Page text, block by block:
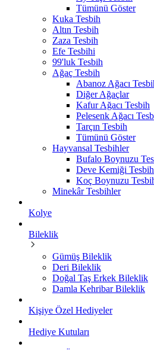
Tümünü Göster
Kuka Tesbih
Altın Tesbih
Zaza Tesbih
Efe Tesbihi
99'luk Tesbih
Ağaç Tesbih
Abanoz Ağacı
Diğer Ağaçlar
Kafur Ağacı Tesbih
Pelesenk Ağacı
Tarçın Tesbih
Tümünü Göster
Hayvansal Tesbihler
Bufalo Boynuzu
Deve Kemiği
Koç Boynuzu
Minekâr Tesbihler
Kolye
Bileklik
Gümüş Bileklik
Deri Bileklik
Doğal Taş Erkek Bileklik
Damla Kehribar Bileklik
Kişiye Özel Hediyeler
Hediye Kutuları